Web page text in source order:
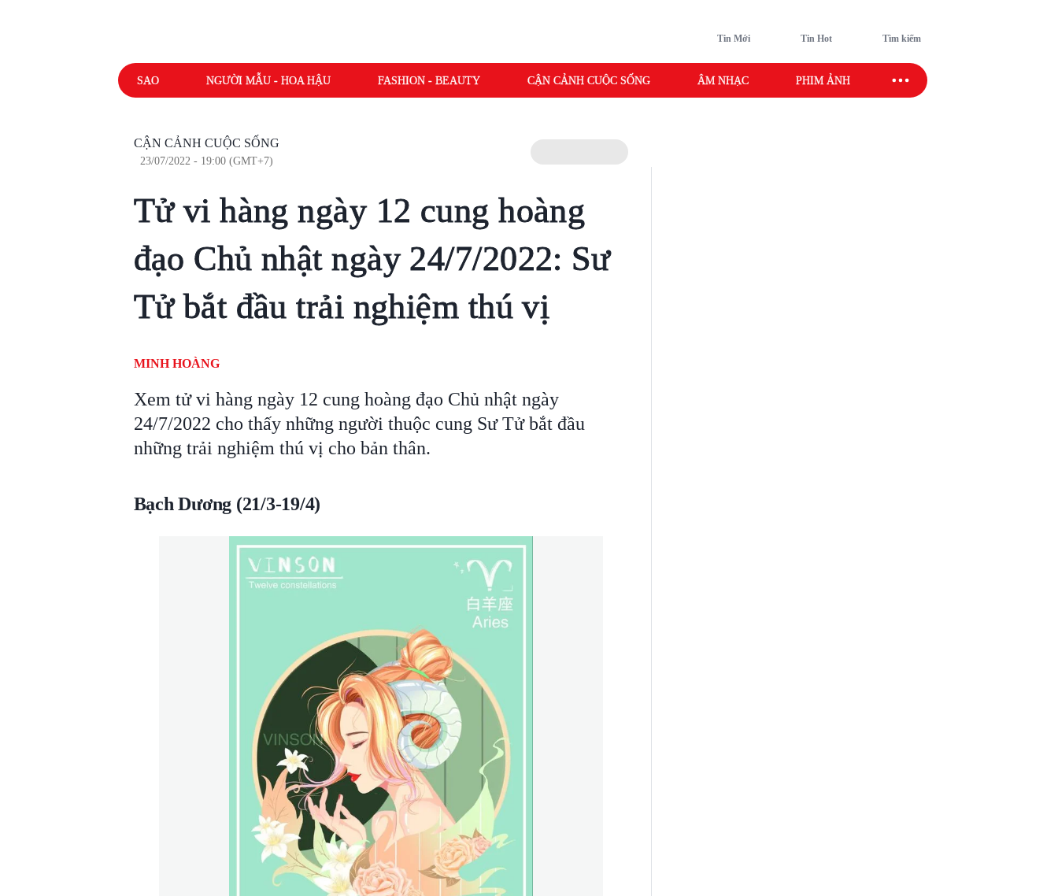
Tin Mới Tin Hot Tìm kiếm
SAO NGƯỜI MẪU - HOA HẬU FASHION - BEAUTY CẬN CẢNH CUỘC SỐNG ÂM NHẠC PHIM ẢNH SAO SPORT
CẬN CẢNH CUỘC SỐNG
23/07/2022 - 19:00 (GMT+7)
Tử vi hàng ngày 12 cung hoàng
đạo Chủ nhật ngày 24/7/2022: Sư
Tử bắt đầu trải nghiệm thú vị
MINH HOÀNG
Xem tử vi hàng ngày 12 cung hoàng đạo Chủ nhật ngày
24/7/2022 cho thấy những người thuộc cung Sư Tử bắt đầu
những trải nghiệm thú vị cho bản thân.
Bạch Dương (21/3-19/4)